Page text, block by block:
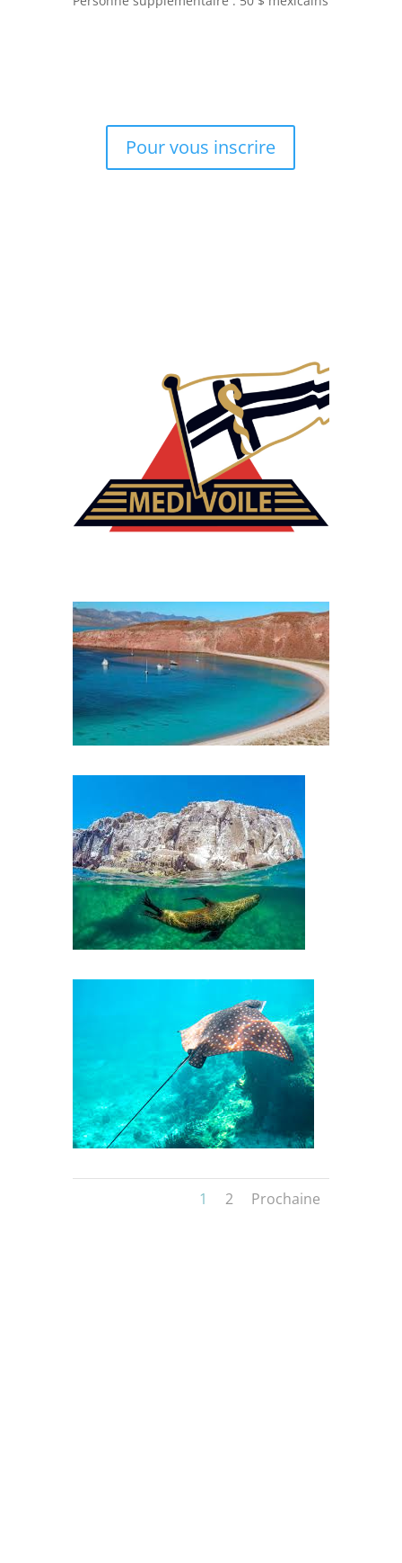
Pour vous inscrire
1 2 Prochaine